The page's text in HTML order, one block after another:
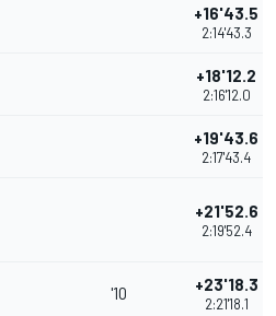
+16'43.5
2:14'43.3
+18'12.2
2:16'12.0
+19'43.6
2:17'43.4
+21'52.6
2:19'52.4
'10 +23'18.3
2:21'18.1